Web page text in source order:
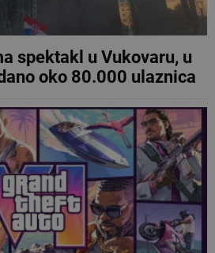
spektakl u Vukovaru, u
oko 80.000 ulaznica